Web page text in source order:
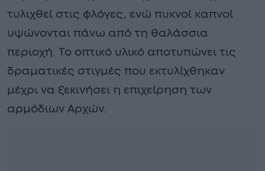
τυλιχθεί στις φλόγες, ενώ πυκνοί καπνοί
υψώνονται πάνω από τη θαλάσσια
περιοχή. Το οπτικό υλικό αποτυπώνει τις
δραματικές στιγμές που εκτυλίχθηκαν
μέχρι να ξεκινήσει η επιχείρηση των
αρμόδιων Αρχών.